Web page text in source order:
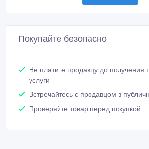
Покупайте безопасно
Не платите продавцу до получения
услуги
Встречайтесь с продавцом в
Проверяйте товар перед покупкой